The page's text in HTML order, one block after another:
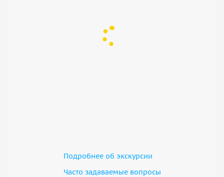
Подробнее об экскурсии
Часто задаваемые вопросы